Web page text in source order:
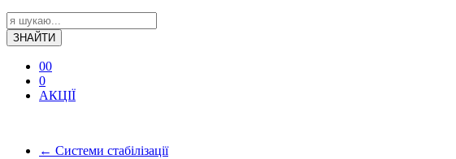
ЗНАЙТИ
00
0
АКЦІЇ
← Системи стабілізації